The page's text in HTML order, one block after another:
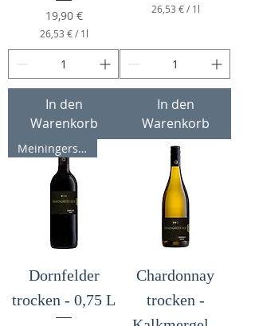
Preis
19,90 €
26,53 € / 1l
6
,
3
€
r
o
1
i
t
In den
Warenkorb
26,53 € / 1l
,
5
3
€
p
r
1
L
e
r
In den
Warenkorb
Meiningers Rotweinpreis 89 P
Dornfelder
trocken - 0,75 L
Chardonnay
trocken -